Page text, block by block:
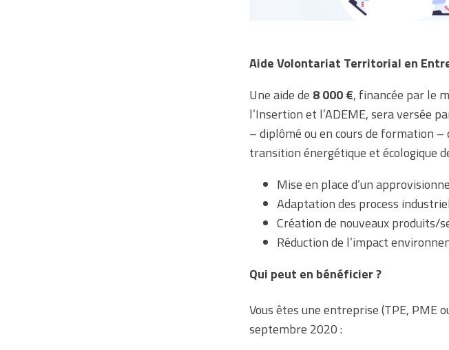
Aide Volontariat Territorial en
Une aide de 8 000 €, financée par le
l’Insertion et l’ADEME, sera versée
– diplômé ou en cours de formation
transition énergétique et écologique
Mise en place d’un
Adaptation des process
Création de nouveaux produits/
Réduction de l’impact
Qui peut en bénéficier ?
Vous êtes une entreprise (TPE, PME
septembre 2020 :